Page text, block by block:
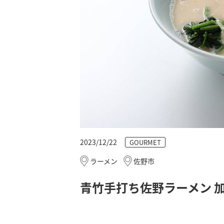
青竹手打ち佐野ラーメン
2023/12/22 GOURMET
ラーメン 佐野市